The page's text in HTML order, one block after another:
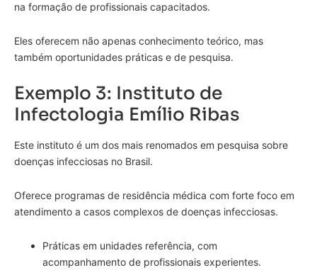
na formação de profissionais capacitados.
Eles oferecem não apenas conhecimento teórico, mas
também oportunidades práticas e de pesquisa.
Exemplo 3: Instituto de
Infectologia Emílio Ribas
Este instituto é um dos mais renomados em pesquisa sobre
doenças infecciosas no Brasil.
Oferece programas de residência médica com forte foco em
atendimento a casos complexos de doenças infecciosas.
Práticas em unidades referência, com
acompanhamento de profissionais experientes.